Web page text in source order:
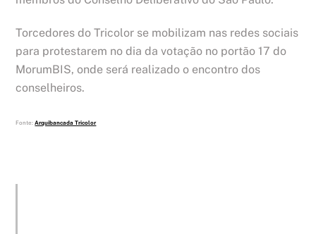
Torcedores do Tricolor se mobilizam nas redes sociais
para protestarem no dia da votação no portão 17 do
MorumBIS, onde será realizado o encontro dos
conselheiros.
Fonte:Arquibancada Tricolor